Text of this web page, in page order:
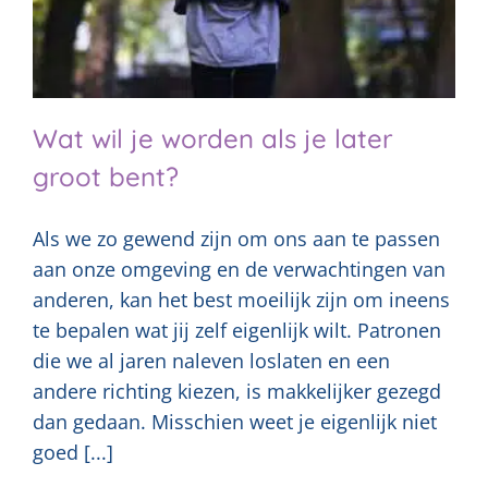
Wat wil je worden als je later
groot bent?
Als we zo gewend zijn om ons aan te passen
aan onze omgeving en de verwachtingen van
anderen, kan het best moeilijk zijn om ineens
te bepalen wat jij zelf eigenlijk wilt. Patronen
die we al jaren naleven loslaten en een
andere richting kiezen, is makkelijker gezegd
dan gedaan. Misschien weet je eigenlijk niet
goed [...]